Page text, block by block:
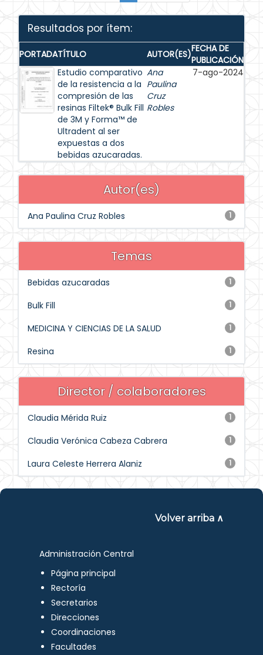
Resultados por ítem:
PORTADATÍTULO AUTOR(ES)FECHA DE
PUBLICACIÓN
Estudio comparativo
de la resistencia a la
compresión de las
resinas Filtek® Bulk Fill
de 3M y Forma™ de
Ultradent al ser
expuestas a dos
bebidas azucaradas.
Ana
Paulina
Cruz
Robles
7-ago-2024
Autor(es)
1
Ana Paulina Cruz Robles
Temas
1
Bebidas azucaradas
1
Bulk Fill
1
MEDICINA Y CIENCIAS DE LA SALUD
1
Resina
Director / colaboradores
1
Claudia Mérida Ruiz
1
Claudia Verónica Cabeza Cabrera
1
Laura Celeste Herrera Alaniz
Volver arriba ∧
Administración Central
Página principal
Rectoría
Secretarios
Direcciones
Coordinaciones
Facultades